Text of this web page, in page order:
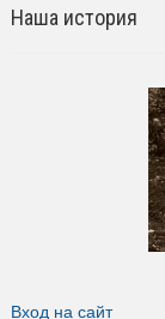
Наша история
Вход на сайт